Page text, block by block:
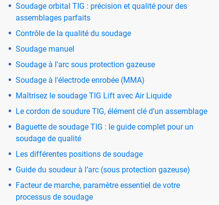
Soudage orbital TIG : précision et qualité pour des
assemblages parfaits
Contrôle de la qualité du soudage
Soudage manuel
Soudage à l'arc sous protection gazeuse
Soudage à l'électrode enrobée (MMA)
Maîtrisez le soudage TIG Lift avec Air Liquide
Le cordon de soudure TIG, élément clé d’un assemblage
Baguette de soudage TIG : le guide complet pour un
soudage de qualité
Les différentes positions de soudage
Guide du soudeur à l’arc (sous protection gazeuse)
Facteur de marche, paramètre essentiel de votre
processus de soudage